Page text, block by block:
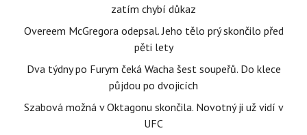
zatím chybí důkaz
Overeem McGregora odepsal. Jeho tělo prý skončilo před
pěti lety
Dva týdny po Furym čeká Wacha šest soupeřů. Do klece
půjdou po dvojicích
Szabová možná v Oktagonu skončila. Novotný ji už vidí v
UFC